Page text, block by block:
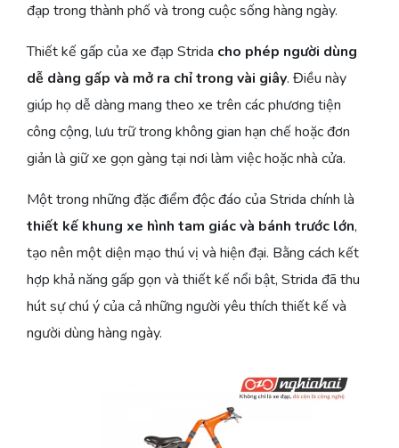
đạp trong thành phố và trong cuộc sống hàng ngày.
Thiết kế gấp của xe đạp Strida cho phép người dùng
dễ dàng gấp và mở ra chỉ trong vài giây. Điều này
giúp họ dễ dàng mang theo xe trên các phương tiện
công cộng, lưu trữ trong không gian hạn chế hoặc đơn
giản là giữ xe gọn gàng tại nơi làm việc hoặc nhà cửa.
Một trong những đặc điểm độc đáo của Strida chính là
thiết kế khung xe hình tam giác và bánh trước lớn,
tạo nên một diện mạo thú vị và hiện đại. Bằng cách kết
hợp khả năng gấp gọn và thiết kế nổi bật, Strida đã thu
hút sự chú ý của cả những người yêu thích thiết kế và
người dùng hàng ngày.